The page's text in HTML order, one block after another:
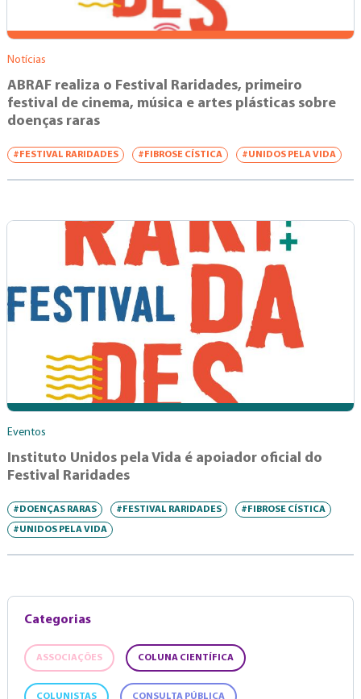
Notícias
ABRAF realiza o Festival Raridades, primeiro
festival de cinema, música e artes plásticas sobre
doenças raras
#FESTIVAL RARIDADES #FIBROSE CÍSTICA #UNIDOS PELA VIDA
Eventos
Instituto Unidos pela Vida é apoiador oficial do
Festival Raridades
#DOENÇAS RARAS #FESTIVAL RARIDADES #FIBROSE CÍSTICA
#UNIDOS PELA VIDA
Categorias
ASSOCIAÇÕES COLUNA CIENTÍFICA
COLUNISTAS CONSULTA PÚBLICA